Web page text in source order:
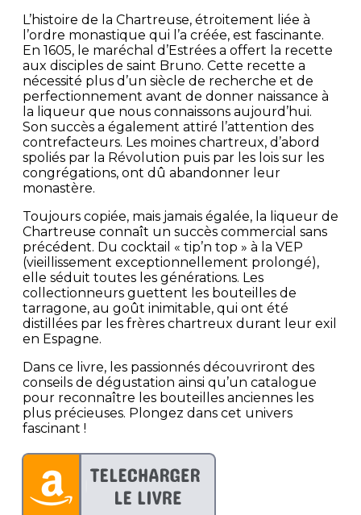
L’histoire de la Chartreuse, étroitement liée à
l’ordre monastique qui l’a créée, est fascinante.
En 1605, le maréchal d’Estrées a offert la recette
aux disciples de saint Bruno. Cette recette a
nécessité plus d’un siècle de recherche et de
perfectionnement avant de donner naissance à
la liqueur que nous connaissons aujourd’hui.
Son succès a également attiré l’attention des
contrefacteurs. Les moines chartreux, d’abord
spoliés par la Révolution puis par les lois sur les
congrégations, ont dû abandonner leur
monastère.
Toujours copiée, mais jamais égalée, la liqueur de
Chartreuse connaît un succès commercial sans
précédent. Du cocktail « tip’n top » à la VEP
(vieillissement exceptionnellement prolongé),
elle séduit toutes les générations. Les
collectionneurs guettent les bouteilles de
tarragone, au goût inimitable, qui ont été
distillées par les frères chartreux durant leur exil
en Espagne.
Dans ce livre, les passionnés découvriront des
conseils de dégustation ainsi qu’un catalogue
pour reconnaître les bouteilles anciennes les
plus précieuses. Plongez dans cet univers
fascinant !